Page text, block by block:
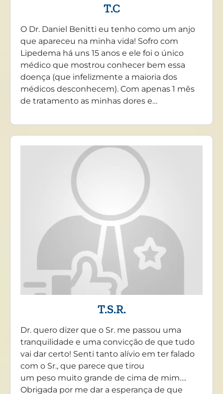
T.C
O Dr. Daniel Benitti eu tenho como um anjo
que apareceu na minha vida! Sofro com
Lipedema há uns 15 anos e ele foi o único
médico que mostrou conhecer bem essa
doença (que infelizmente a maioria dos
médicos desconhecem). Com apenas 1 mês
de tratamento as minhas dores e…
T.S.R.
Dr. quero dizer que o Sr. me passou uma
tranquilidade e uma convicção de que tudo
vai dar certo! Senti tanto alívio em ter falado
com o Sr., que parece que tirou
um peso muito grande de cima de mim….
Obrigada por me dar a esperança de que